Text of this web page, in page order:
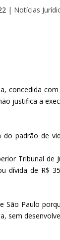
| Notícias
concedida
justifica a
padrão de
Tribunal
dívida de R$
São Paulo
sem